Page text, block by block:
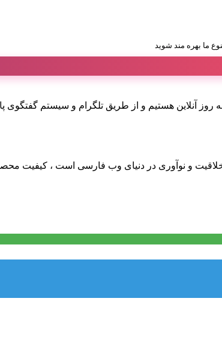
24 ساعت شبانه روز آنلاین هستیم و از طریق تلگرام و
و نوآوری در دنیای وب فارسی است ، کیفیت